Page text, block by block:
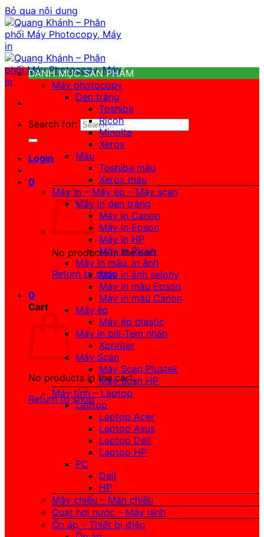
Bỏ qua nội dung
Search for:
Login
0
No products in the cart.
Return to shop
0
Cart
No products in the cart.
Return to shop
DANH MỤC SẢN PHẨM
Máy photocopy
Đen trắng
Toshiba
Ricoh
Minolta
Xerox
Màu
Toshiba màu
Xerox màu
Máy in – Máy ép – Máy scan
Máy in đen trắng
Máy in Canon
Máy in Epson
Máy in HP
Máy in Ricoh
Máy in màu, in ảnh
Máy in ảnh selphy
Máy in màu Epson
Máy in màu Canon
Máy ép
Máy ép plastic
Máy in bill-Tem nhãn
Xprinter
Máy Scan
Máy Scan Plustek
Máy Scan HP
Máy tính – Laptop
Laptop
Laptop Acer
Laptop Asus
Laptop Dell
Laptop HP
PC
Dell
HP
Máy chiếu – Màn chiếu
Quạt hơi nước – Máy lạnh
Ổn áp – Thiết bị điện